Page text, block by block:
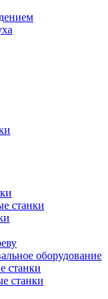
станки
оборудование
станки
станки